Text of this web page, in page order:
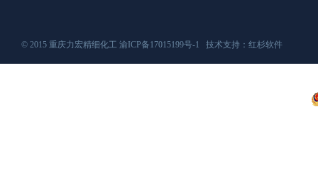
© 2015 重庆力宏精细化工 渝ICP备17015199号-1 技术支持： 红杉软件